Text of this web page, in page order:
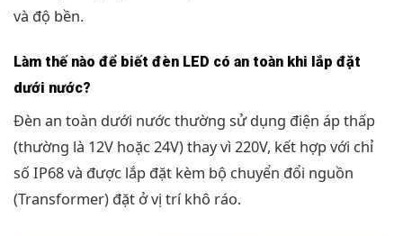
và độ bền.
Làm thế nào để biết đèn LED có an toàn khi lắp đặt
dưới nước?
Đèn an toàn dưới nước thường sử dụng điện áp thấp
(thường là 12V hoặc 24V) thay vì 220V, kết hợp với chỉ
số IP68 và được lắp đặt kèm bộ chuyển đổi nguồn
(Transformer) đặt ở vị trí khô ráo.